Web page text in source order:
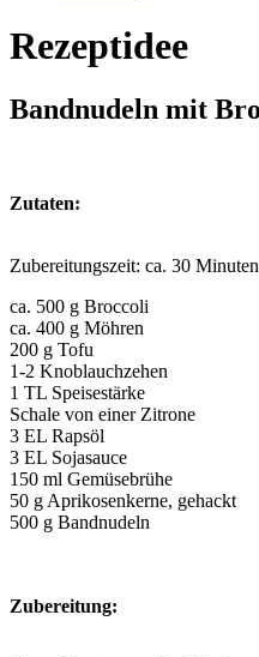
Rezeptidee
Bandnudeln mit
Zutaten:
Zubereitungszeit: ca. 30 Minuten
ca. 500 g Broccoli
ca. 400 g Möhren
200 g Tofu
1-2 Knoblauchzehen
1 TL Speisestärke
Schale von einer Zitrone
3 EL Rapsöl
3 EL Sojasauce
150 ml Gemüsebrühe
50 g Aprikosenkerne, gehackt
500 g Bandnudeln
Zubereitung: